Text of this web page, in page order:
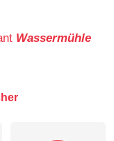
Wassermühle